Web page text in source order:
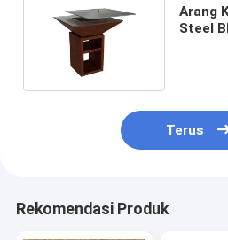
Arang
Steel
Terus
Rekomendasi Produk